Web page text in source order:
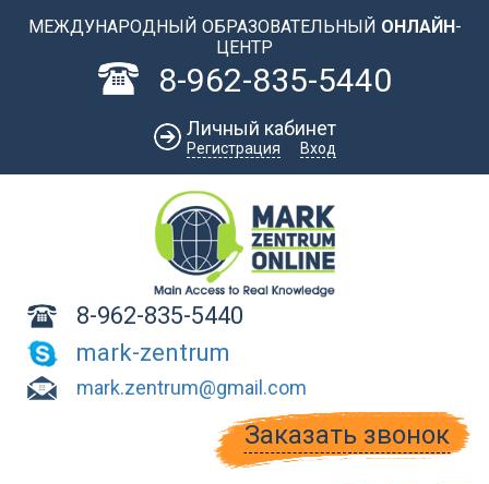
МЕЖДУНАРОДНЫЙ ОБРАЗОВАТЕЛЬНЫЙ ОНЛАЙН-
ЦЕНТР
8-962-835-5440
Личный кабинет
Регистрация Вход
8-962-835-5440
mark-zentrum
mark.zentrum@gmail.com
Заказать звонок